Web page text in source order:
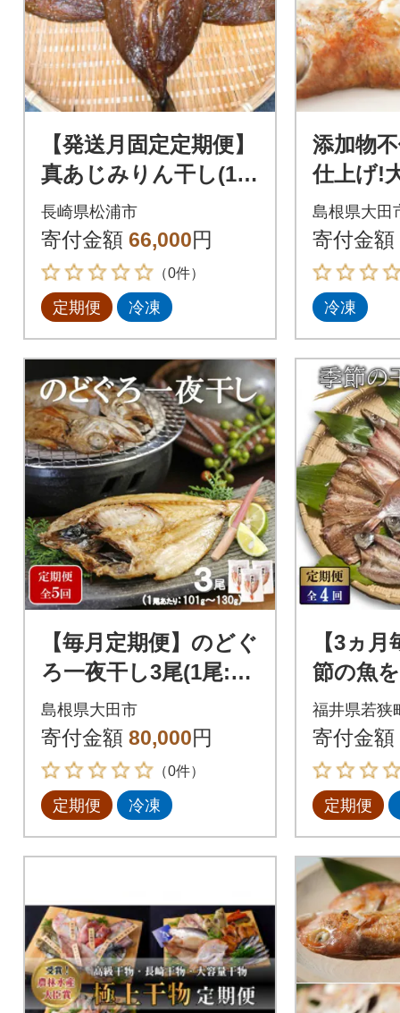
【発送月固定定期便】
真あじみりん干し(1枚
150g×5P)全6回
長崎県松浦市
寄付金額 66,000円
（0件）
定期便 冷凍
添加物
仕上げ!
ろ一夜
ト)E141
島根県大田
寄付金額
冷凍
【毎月定期便】のどぐ
ろ一夜干し3尾(1尾:10
1g～130g)全5回
島根県大田市
寄付金額 80,000円
（0件）
定期便 冷凍
【3ヵ
節の魚
せ 干物
ト(6種
回
福井県若狭
寄付金額
定期便